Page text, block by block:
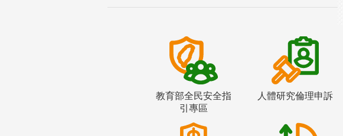
教育部全民安全指
引專區
人體研究倫理申訴